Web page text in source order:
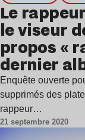
Le
le viseur
propos «
dernier
Enquête ouverte
supprimés des
rappeur…
21 septembre 2020